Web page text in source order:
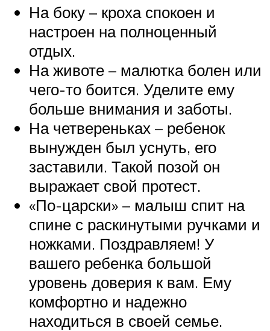
На боку – кроха спокоен и
настроен на полноценный
отдых.
На животе – малютка болен или
чего-то боится. Уделите ему
больше внимания и заботы.
На четвереньках – ребенок
вынужден был уснуть, его
заставили. Такой позой он
выражает свой протест.
«По-царски» – малыш спит на
спине с раскинутыми ручками и
ножками. Поздравляем! У
вашего ребенка большой
уровень доверия к вам. Ему
комфортно и надежно
находиться в своей семье.